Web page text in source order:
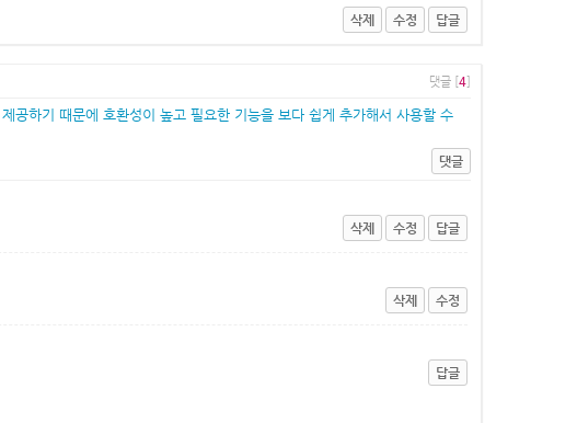
삭제 수정 답글
댓글 [4]
공하기 때문에 호환성이 높고 필요한 기능을 보다 쉽게 추가해서 사용할 수
댓글
삭제 수정 답글
삭제 수정
답글